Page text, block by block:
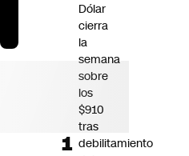
Dólar
cierra
la
semana
sobre
los
$910
tras
debilitamiento